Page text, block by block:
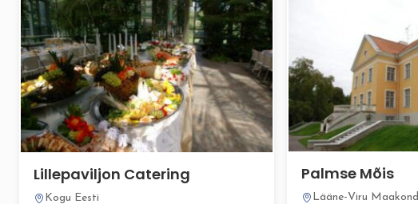
Lillepaviljon Catering
Kogu Eesti
Palmse Mõis
Lääne-Viru Maakond